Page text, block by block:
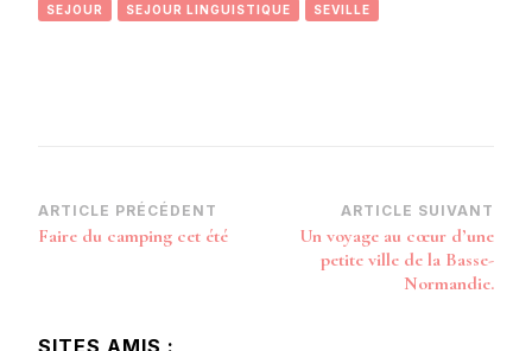
SEJOUR SEJOUR LINGUISTIQUE SEVILLE
Navigation
d’article
ARTICLE PRÉCÉDENT
Faire du camping cet été
ARTICLE SUIVANT
Un voyage au cœur d’une
petite ville de la Basse-
Normandie.
SITES AMIS :